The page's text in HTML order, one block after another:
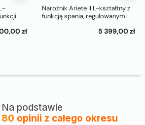
01)
zł
Narożnik Ariete II L-kształtny z
funkcją spania, regulowanymi
5 399,00 zł
Na podstawie
80 opinii z całego okresu